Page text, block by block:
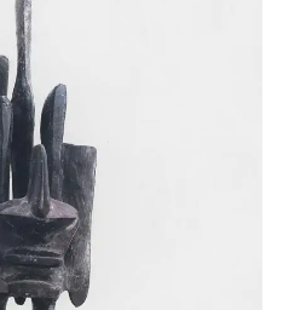
OEUVRES